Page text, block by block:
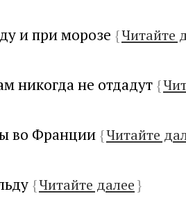
и при морозе {Читайте
никогда не отдадут {
во Франции {Читайте
{Читайте далее}